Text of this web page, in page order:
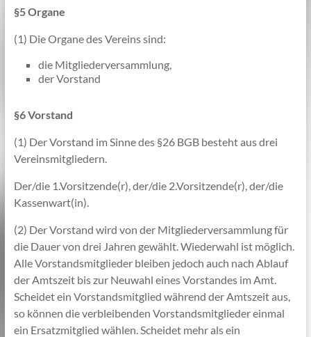
§5 Organe
(1) Die Organe des Vereins sind:
die Mitgliederversammlung,
der Vorstand
§6 Vorstand
(1) Der Vorstand im Sinne des §26 BGB besteht aus drei
Vereinsmitgliedern.
Der/die 1.Vorsitzende(r), der/die 2.Vorsitzende(r), der/die
Kassenwart(in).
(2) Der Vorstand wird von der Mitgliederversammlung für
die Dauer von drei Jahren gewählt. Wiederwahl ist möglich.
Alle Vorstandsmitglieder bleiben jedoch auch nach Ablauf
der Amtszeit bis zur Neuwahl eines Vorstandes im Amt.
Scheidet ein Vorstandsmitglied während der Amtszeit aus,
so können die verbleibenden Vorstandsmitglieder einmal
ein Ersatzmitglied wählen. Scheidet mehr als ein